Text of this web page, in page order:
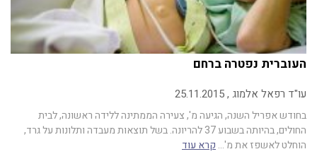
העוברית נפטרה ברחם
עו"ד רפאל אלמוג , 25.11.2015
בחודש אפריל השנה, הגיעה מ', צעירה הממתינה ללידה ראשונה, לבית
החולים, בהיותה בשבוע 37 להריונה. בשל תוצאות מעבדה ותלונות על גרד,
הוחלט לאשפז את מ'…קרא עוד